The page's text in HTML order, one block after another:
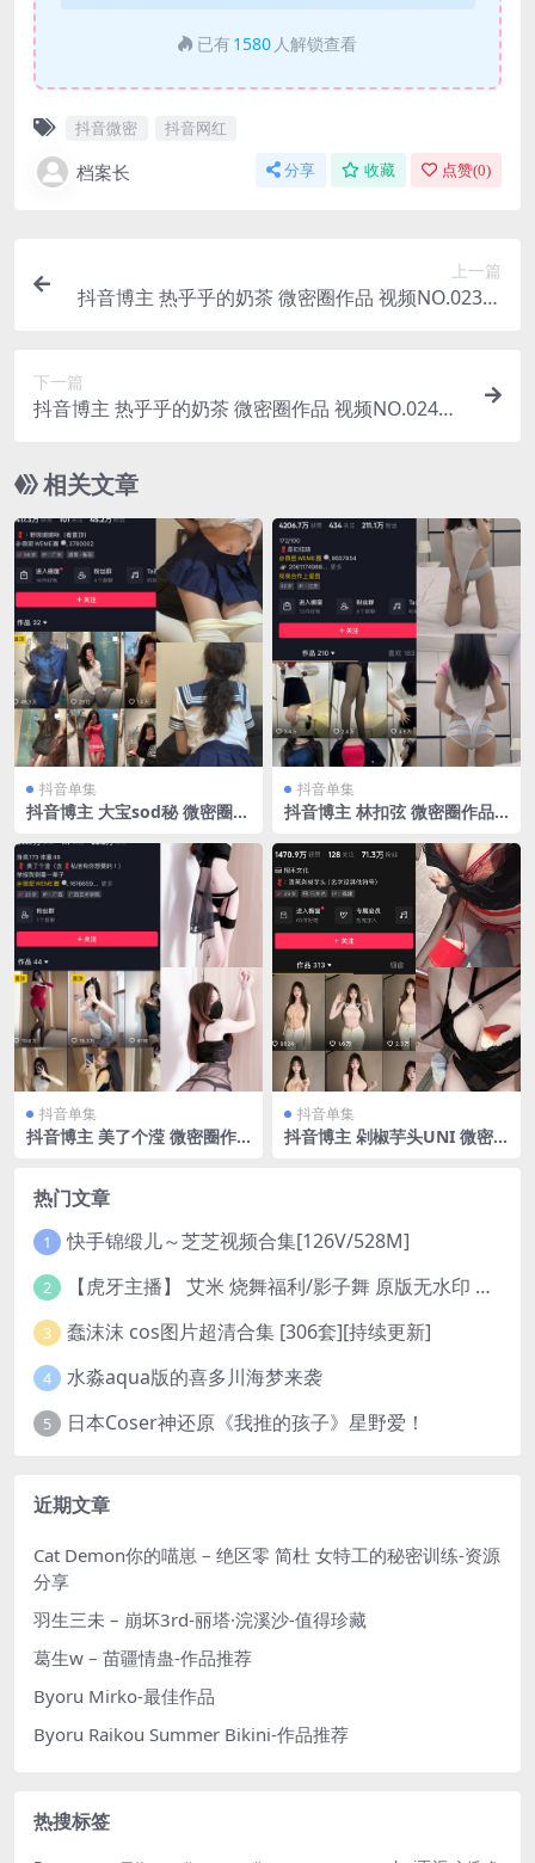
已有 1580 人解锁查看
抖音微密 抖音网红
档案长 分享 收藏 点赞(0)
上一篇
抖音博主 热乎乎的奶茶 微密圈作品 视频NO.023期
下一篇
抖音博主 热乎乎的奶茶 微密圈作品 视频NO.024期
相关文章
抖音单集
抖音博主 大宝sod秘 微密圈作
至：2023.8.21
抖音单集
抖音博主 林扣弦 微密圈作品
抖音单集
抖音博主 美了个滢 微密圈作
抖音单集
抖音博主 剁椒芋头UNI 微密
热门文章
1 快手锦缎儿～芝芝视频合集[126V/528M]
2 【虎牙主播】 艾米 烧舞福利/影子舞 原版无水印 （1v/130m）
3 蠢沫沫 cos图片超清合集 [306套][持续更新]
4 水淼aqua版的喜多川海梦来袭
5 日本Coser神还原《我推的孩子》星野爱！
近期文章
Cat Demon你的喵崽 – 绝区零 简杜 女特工的秘密训练-资源
分享
羽生三未 – 崩坏3rd-丽塔·浣溪沙-值得珍藏
葛生w – 苗疆情蛊-作品推荐
Byoru Mirko-最佳作品
Byoru Raikou Summer Bikini-作品推荐
热搜标签